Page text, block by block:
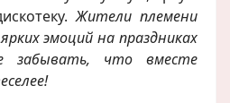
Жители племени
эмоций на праздниках
забывать, что вместе